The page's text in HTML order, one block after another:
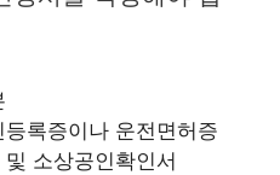
록증이나 운전면허증
소상공인확인서